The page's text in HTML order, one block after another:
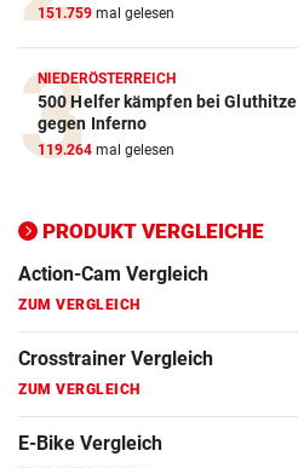
151.759 mal gelesen
NIEDERÖSTERREICH
500 Helfer kämpfen bei Gluthitze
gegen Inferno
119.264 mal gelesen
PRODUKT VERGLEICHE
ZUM VERGLEICH
Crosstrainer Vergleich
ZUM VERGLEICH
ZUM VERGLEICH